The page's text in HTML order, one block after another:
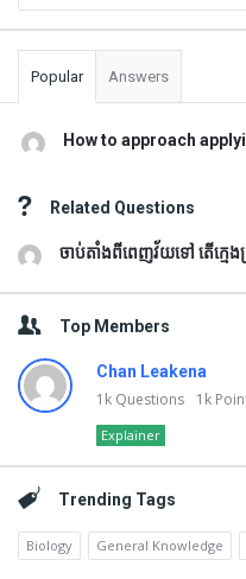
Popular Answers
How to approach
Related Questions
ចាប់តាំងពីពេញវ័យទៅ តើក្មេ
Top Members
Chan Leakena
1k Questions 1k
Explainer
Trending Tags
Biology General Knowledge